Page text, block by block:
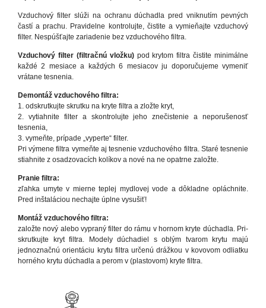
Vzduchový filter slúži na ochranu dúchadla pred vniknutím pevných
častí a prachu. Pravidelne kontrolujte, čistite a vymieňajte vzduchový
filter. Nespúšťajte zariadenie bez vzduchového filtra.
Vzduchový filter (filtračnú vložku)pod krytom filtra čistite minimálne
každé 2 mesiace a každých 6 mesiacov ju doporučujeme vymeniť
vrátane tesnenia.
Demontáž vzduchového filtra:
1. odskrutkujte skrutku na kryte filtra a zložte kryt,
2. vytiahnite filter a skontrolujte jeho znečistenie a neporušenosť
tesnenia,
3. vymeňte, prípade „vyperte“ filter.
Pri výmene filtra vymeňte aj tesnenie vzduchového filtra. Staré tesnenie
stiahnite z osadzovacích kolíkov a nové na ne opatrne založte.
Pranie filtra:
zľahka umyte v mierne teplej mydlovej vode a dôkladne opláchnite.
Pred inštaláciou nechajte úplne vysušiť!
Montáž vzduchového filtra:
založte nový alebo vypraný filter do rámu v hornom kryte dúchadla. Pri-
skrutkujte kryt filtra. Modely dúchadiel s oblým tvarom krytu majú
jednoznačnú orientáciu krytu filtra určenú drážkou v kovovom odliatku
horného krytu dúchadla a perom v (plastovom) kryte filtra.